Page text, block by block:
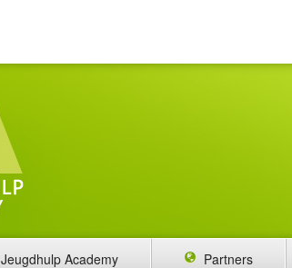
Jeugdhulp Academy Partners